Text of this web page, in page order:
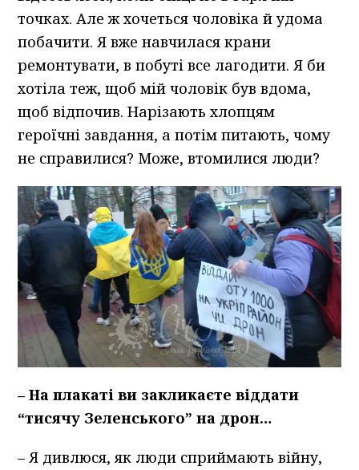
точках. Але ж хочеться чоловіка й удома
побачити. Я вже навчилася крани
ремонтувати, в побуті все лагодити. Я би
хотіла теж, щоб мій чоловік був вдома,
щоб відпочив. Нарізають хлопцям
героїчні завдання, а потім питають, чому
не справилися? Може, втомилися люди?
– На плакаті ви закликаєте віддати
“тисячу Зеленського” на дрон…
– Я дивлюся, як люди сприймають війну,